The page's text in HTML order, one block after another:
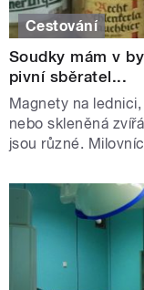
Cestování
Soudky mám v
pivní sběratel...
Magnety na
nebo skleněná
jsou různé.